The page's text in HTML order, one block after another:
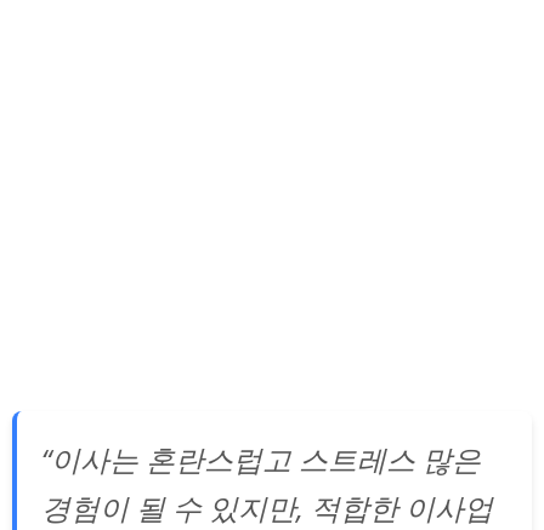
“이사는 혼란스럽고 스트레스 많은
경험이 될 수 있지만, 적합한 이사업